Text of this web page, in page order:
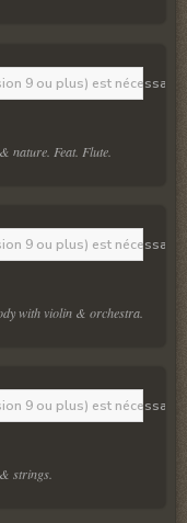
9 ou plus) est
nature. Feat. Flute.
9 ou plus) est
with violin & orchestra.
9 ou plus) est
strings.